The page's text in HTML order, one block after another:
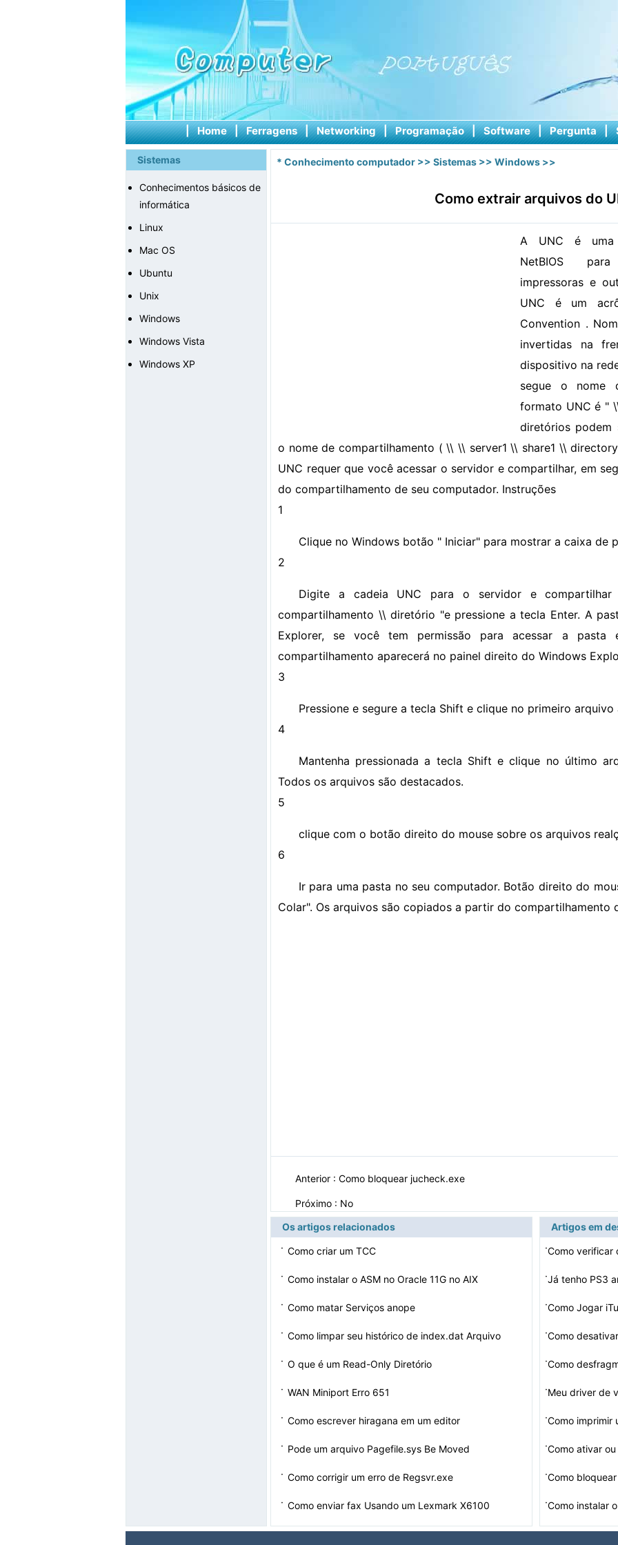
| Home | Ferragens | Networking | Programação | Software | Pergunta |
Sistemas
Conhecimentos básicos de
informática
Linux
Mac OS
Ubuntu
Unix
Windows
Windows Vista
Windows XP
* Conhecimento computador >> Sistemas >> Windows >>
Como extrair arquivos do
A UNC é uma
NetBIOS
impressoras e
UNC é um
Convention .
invertidas na
dispositivo na
segue o nome
formato UNC é "
diretórios podem
o nome de compartilhamento ( \\ \\ server1 \\ share1 \\
UNC requer que você acessar o servidor e compartilhar, em
do compartilhamento de seu computador. Instruções
1
Clique no Windows botão " Iniciar" para mostrar a caixa de
2
Digite a cadeia UNC para o servidor e
compartilhamento \\ diretório "e pressione a tecla Enter. A
Explorer, se você tem permissão para acessar a
compartilhamento aparecerá no painel direito do Windows
3
Pressione e segure a tecla Shift e clique no primeiro
4
Mantenha pressionada a tecla Shift e clique no último
Todos os arquivos são destacados.
5
clique com o botão direito do mouse sobre os arquivos
6
Ir para uma pasta no seu computador. Botão direito do
Colar". Os arquivos são copiados a partir do compartilhamento
Anterior : Como bloquear jucheck.exe
Próximo : No
Os artigos relacionados
· Como criar um TCC
· Como instalar o ASM no Oracle 11G no AIX
· Como matar Serviços anope
· Como limpar seu histórico de index.dat Arquivo
· O que é um Read-Only Diretório
· WAN Miniport Erro 651
· Como escrever hiragana em um editor
· Pode um arquivo Pagefile.sys Be Moved
· Como corrigir um erro de Regsvr.exe
· Como enviar fax Usando um Lexmark X6100
Artigos em
·
·
·Como Jogar
·Como
·Como
·Meu driver de
·Como imprimir
·
·Como
·